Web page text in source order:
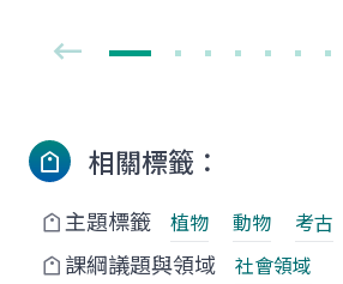
相關標籤：
主題標籤 植物 動物 考古
課綱議題與領域 社會領域